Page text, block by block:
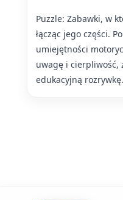
Puzzle: Zabawki, w
łącząc jego części.
umiejętności
uwagę i cierpliwość,
edukacyjną rozrywkę.